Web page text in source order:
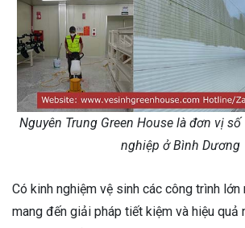
Nguyên Trung Green House là đơn vị
nghiệp ở Bình Dương
Có kinh nghiệm vệ sinh các công trình lớn
mang đến giải pháp tiết kiệm và hiệu quả